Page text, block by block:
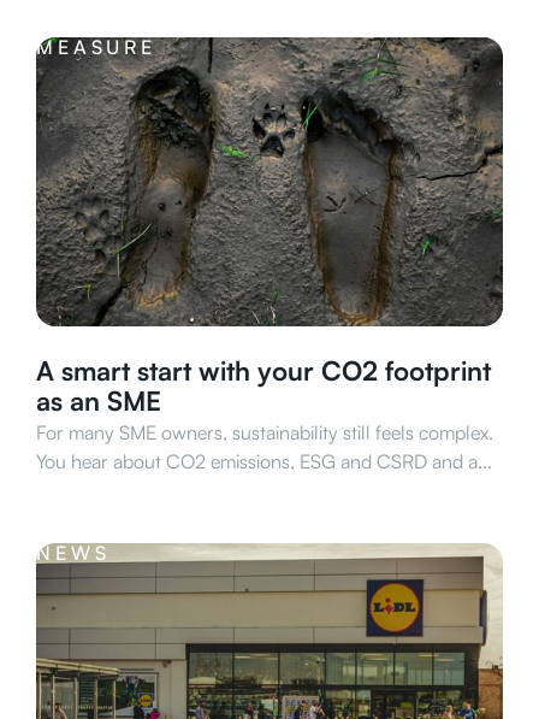
MEASURE
A smart start with your CO2 footprint
as an SME
For many SME owners, sustainability still feels complex.
You hear about CO2 emissions, ESG and CSRD and a...
NEWS